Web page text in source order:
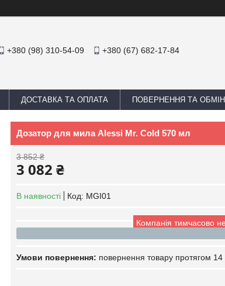
+380 (98) 310-54-09 +380 (67) 682-17-84
ДОСТАВКА ТА ОПЛАТА ПОВЕРНЕННЯ ТА ОБМІН
Дозатор для мила Alessi Mr. Cold 570 мл
3 852 ₴
3 082 ₴
В наявності Код: MGI01
Компанія тимчасово
повернення товару протягом 14